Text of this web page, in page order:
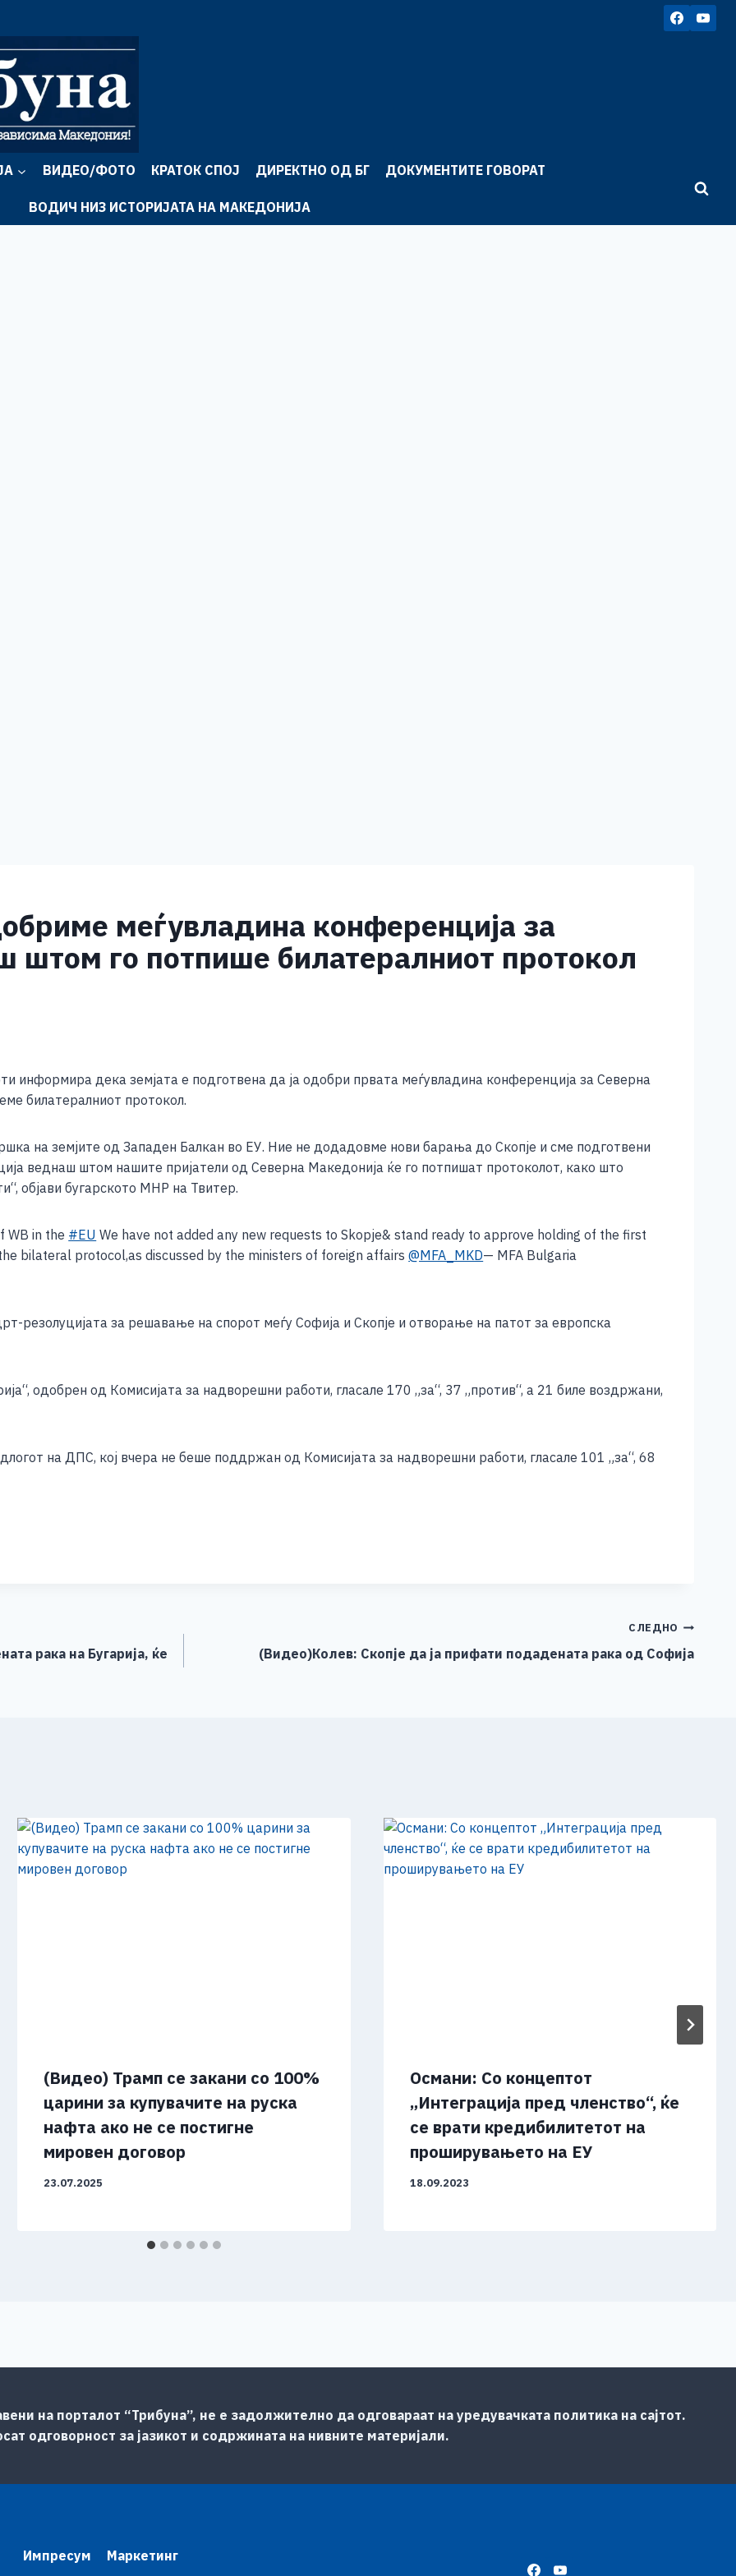
ВИДЕО/ФОТО КРАТОК СПОЈ ДИРЕКТНО ОД БГ ДОКУМЕНТИТЕ ГОВОРАТ
ВОДИЧ НИЗ ИСТОРИЈАТА НА МАКЕДОНИЈА
меѓувладина конференција за
штом го потпише билатералниот протокол
информира дека земјата е подготвена да ја одобри првата меѓувладина конференција за Северна
билатералниот протокол.
на земјите од Западен Балкан во ЕУ. Ние не додадовме нови барања до Скопје и сме подготвени
веднаш штом нашите пријатели од Северна Македонија ќе го потпишат протоколот, како што
објави бугарското МНР на Твитер.
WB in the #EU We have not added any new requests to Skopje& stand ready to approve holding of the first
bilateral protocol,as discussed by the ministers of foreign affairs@MFA_MKD— MFA Bulgaria
резолуцијата за решавање на спорот меѓу Софија и Скопје и отворање на патот за европска
одобрен од Комисијата за надворешни работи, гласале 170 „за“, 37 „против“, а 21 биле воздржани,
на ДПС, кој вчера не беше поддржан од Комисијата за надворешни работи, гласале 101 „за“, 68
рака на Бугарија, ќе
СЛЕДНО
(Видео)Колев: Скопје да ја прифати подадената рака од Софија
(Видео) Трамп се закани со 100%
царини за купувачите на руска
нафта ако не се постигне
мировен договор
23.07.2025
Османи: Со концептот
„Интеграција пред членство“, ќе
се врати кредибилитетот на
проширувањето на ЕУ
18.09.2023
на порталот “Трибуна”, не е задолжително да одговараат на уредувачката политика на сајтот.
одговорност за јазикот и содржината на нивните материјали.
Импресум
Маркетинг